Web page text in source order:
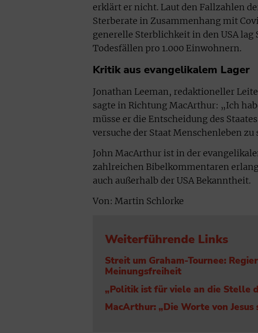
erklärt er nicht. Laut den Fallzahlen
Sterberate in Zusammenhang mit
generelle Sterblichkeit in den USA
Todesfällen pro 1.000 Einwohnern.
Kritik aus evangelikalem Lager
Jonathan Leeman, redaktioneller
sagte in Richtung MacArthur: „Ich
müsse er die Entscheidung des
versuche der Staat Menschenleben zu
John MacArthur ist in der
zahlreichen Bibelkommentaren
auch außerhalb der USA Bekanntheit.
Von: Martin Schlorke
Weiterführende Links
Streit um Graham-Tournee:
Meinungsfreiheit
„Politik ist für viele an die Stelle
MacArthur: „Die Worte von